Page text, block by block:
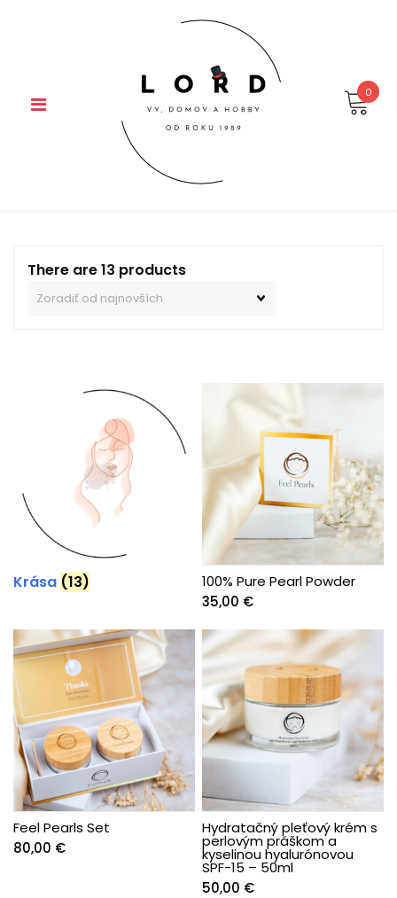
0
There are 13 products
Krása (13)
100% Pure Pearl Powder
35,00 €
Feel Pearls Set
80,00 €
Hydratačný pleťový krém s
perlovým práškom a
kyselinou hyalurónovou
SPF-15 – 50ml
50,00 €